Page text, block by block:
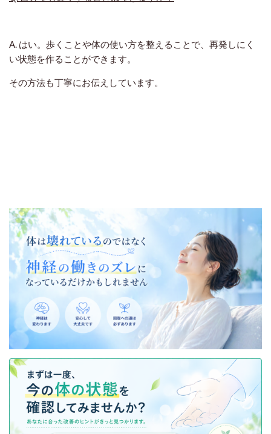
A. はい。歩くことや体の使い方を整えることで、再発しにく
い状態を作ることができます。
その方法も丁寧にお伝えしています。